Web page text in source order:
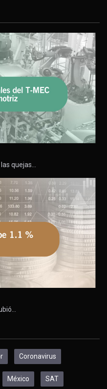
quejas…
Coronavirus
México SAT